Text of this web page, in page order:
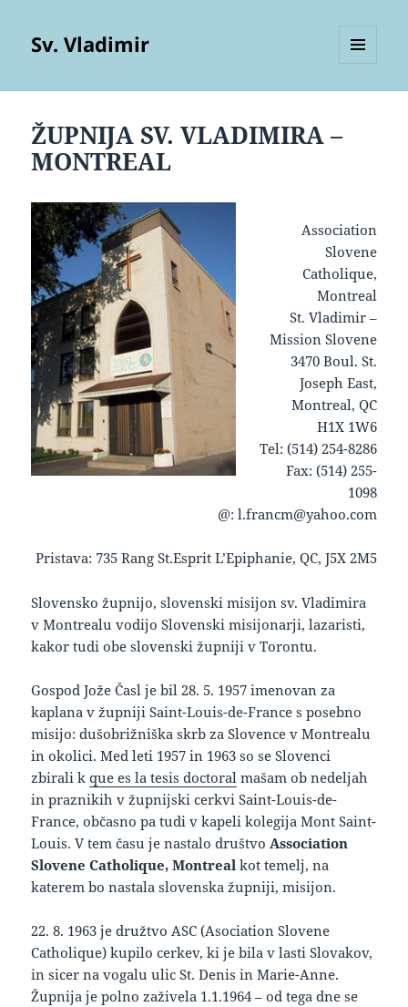
Sv. Vladimir
ŽUPNIJA SV. VLADIMIRA –
MONTREAL
Association
Slovene
Catholique,
Montreal
St. Vladimir –
Mission Slovene
3470 Boul. St.
Joseph East,
Montreal, QC
H1X 1W6
Tel: (514) 254-8286
Fax: (514) 255-
1098
@: l.francm@yahoo.com
Pristava: 735 Rang St.Esprit L’Epiphanie, QC, J5X 2M5
keto supplement pills
Slovensko župnijo, slovenski misijon sv. Vladimira
v Montrealu vodijo Slovenski misijonarji, lazaristi,
kakor tudi obe slovenski župniji v Torontu.
Gospod Jože Časl je bil 28. 5. 1957 imenovan za
kaplana v župniji Saint-Louis-de-France s posebno
misijo: dušobrižniška skrb za Slovence v Montrealu
in okolici. Med leti 1957 in 1963 so se Slovenci
zbirali kque es la tesis doctoral mašam ob nedeljah
in praznikih v župnijski cerkvi Saint-Louis-de-
France, občasno pa tudi v kapeli kolegija Mont Saint-
Louis. V tem času je nastalo društvoAssociation
Slovene Catholique, Montreal kot temelj, na
katerem bo nastala slovenska župniji, misijon.
22. 8. 1963 je družtvo ASC (Asociation Slovene
Catholique) kupilo cerkev, ki je bila v lasti Slovakov,
in sicer na vogalu ulic St. Denis in Marie-Anne.
Župnija je polno zaživela 1.1.1964 – od tega dne se